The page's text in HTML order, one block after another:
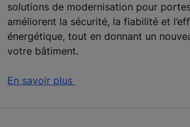
solutions de modernisation pour
améliorent la sécurité, la fiabilité et
énergétique, tout en donnant un
votre bâtiment.
En savoir plus